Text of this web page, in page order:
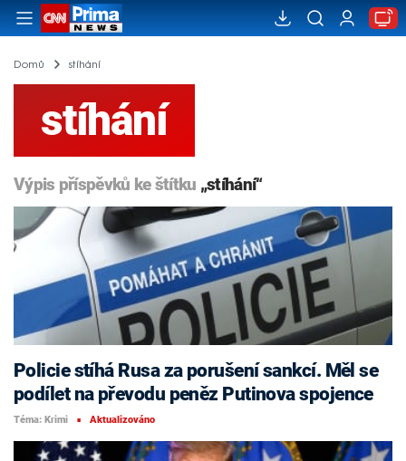
Domů stíhání
stíhání
Výpis příspěvků ke štítku „stíhání“
Policie stíhá Rusa za porušení sankcí. Měl se
podílet na převodu peněz Putinova spojence
Téma: Krimi ■ Aktualizováno